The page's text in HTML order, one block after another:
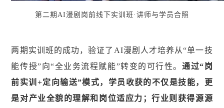
第二期AI漫剧岗前线下实训班·讲师与学员合照
两期实训班的成功，验证了AI漫剧人才培养从“单一技
能传授”向“全业务流程赋能”转变的可行性。 通过“岗
前实训+定向输送”模式，学员收获的不仅是技能，更
是对产业全貌的理解和岗位适应力；行业则获得源源